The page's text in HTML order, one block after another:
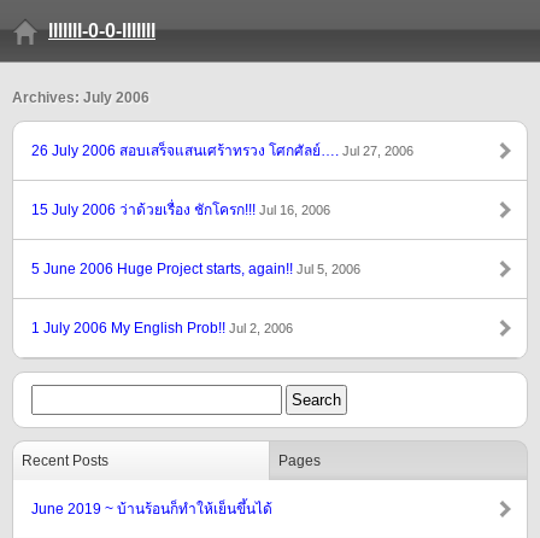
lllllll-0-0-lllllll
Archives: July 2006
26 July 2006 สอบเสร็จแสนเศร้าทรวง โศกศัลย์…. Jul 27, 2006
15 July 2006 ว่าด้วยเรื่อง ชักโครก!!! Jul 16, 2006
5 June 2006 Huge Project starts, again!! Jul 5, 2006
1 July 2006 My English Prob!! Jul 2, 2006
Recent Posts Pages
June 2019 ~ บ้านร้อนก็ทำให้เย็นขึ้นได้